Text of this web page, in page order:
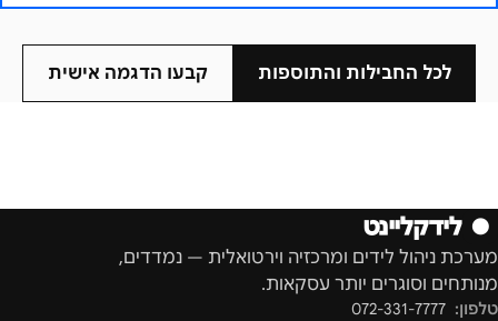
לכל החבילות והתוספות קבעו הדגמה אישית
● לידקליינט
מערכת ניהול לידים ומרכזיה וירטואלית — נמדדים,
מנותחים וסוגרים יותר עסקאות.
טלפון: 072-331-7777